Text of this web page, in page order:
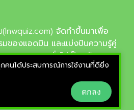
จัดทำขึ้นมาเพื่อ
มของแอดมิน และแบ่งปันความรู้คู่
ตลอดจนบุคลทั่วไปเป็นหลัก,
บทความเป็นรูปภาพจากเว็บ
ซึ่งเป็นเว็บแจกรูปฟรี
าพจากทั่วโลกอัพโหลดไว้ให้
กคนได้ประสบการณ์การใช้งานที่ดียิ่ง
ตกลง